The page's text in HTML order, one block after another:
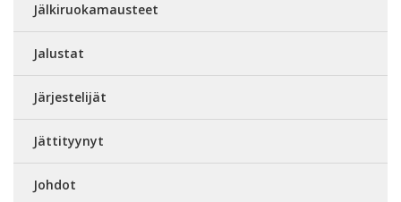
Jälkiruokamausteet
Jalustat
Järjestelijät
Jättityynyt
Johdot